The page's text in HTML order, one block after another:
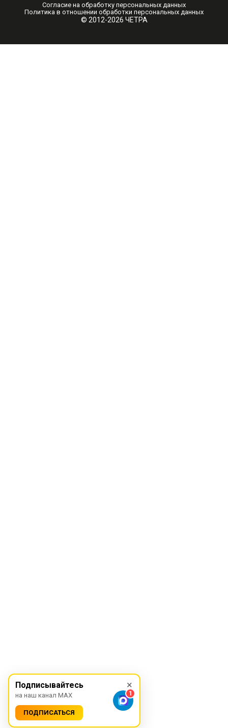
© 2012-2026 ЧЕТРА
Согласие на обработку персональных данных
Политика в отношении обработки персональных данных
×
Подписывайтесь
на наш канал MAX
ПОДПИСАТЬСЯ
1